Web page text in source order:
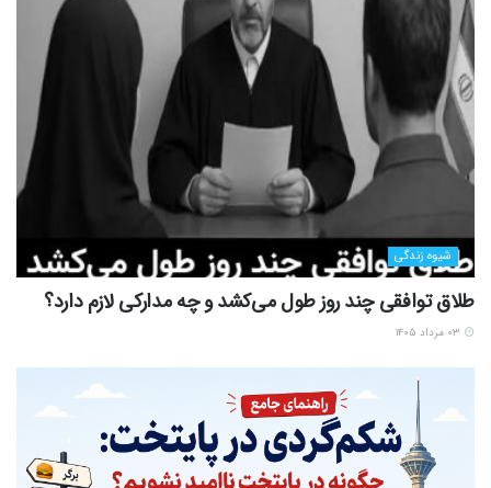
شیوه زندگی
طلاق توافقی چند روز طول می‌کشد و چه مدارکی لازم دارد؟